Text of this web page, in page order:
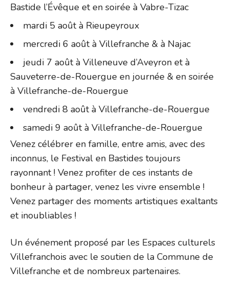
Bastide l’Évêque et en soirée à Vabre-Tizac
mardi 5 août à Rieupeyroux
mercredi 6 août à Villefranche & à Najac
jeudi 7 août à Villeneuve d’Aveyron et à
Sauveterre-de-Rouergue en journée & en soirée
à Villefranche-de-Rouergue
vendredi 8 août à Villefranche-de-Rouergue
samedi 9 août à Villefranche-de-Rouergue
Venez célébrer en famille, entre amis, avec des
inconnus, le Festival en Bastides toujours
rayonnant ! Venez profiter de ces instants de
bonheur à partager, venez les vivre ensemble !
Venez partager des moments artistiques exaltants
et inoubliables !
Un événement proposé par les Espaces culturels
Villefranchois avec le soutien de la Commune de
Villefranche et de nombreux partenaires.